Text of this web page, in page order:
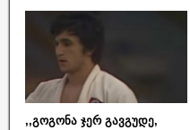
,,გოგონა ჯერ გავგუდე,